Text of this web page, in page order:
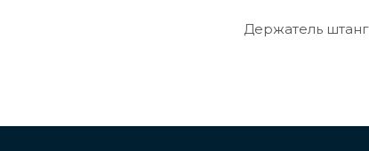
Держатель